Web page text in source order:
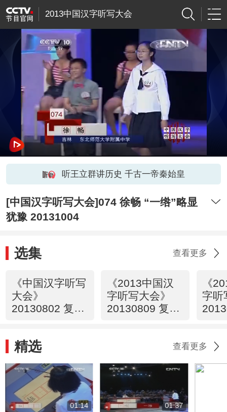
2013中国汉字听写大会
听王立群讲历史 千古一帝秦始皇
[中国汉字听写大会]074 徐畅 “一绺”略显
犹豫 20131004
选集 查看更多
《中国汉字听写
大会》
20130802 复赛
《2013中国汉
字听写大会》
20130809 复赛
《
字听
精选 查看更多
01:14 01:37